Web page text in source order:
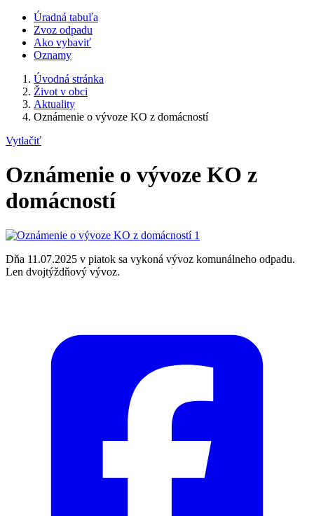
Úradná tabuľa
Zvoz odpadu
Ako vybaviť
Oznamy
Úvodná stránka
Život v obci
Aktuality
Oznámenie o vývoze KO z domácností
Vytlačiť
Oznámenie o vývoze KO z
domácností
Dňa 11.07.2025 v piatok sa vykoná vývoz komunálneho odpadu.
Len dvojtýždňový vývoz.